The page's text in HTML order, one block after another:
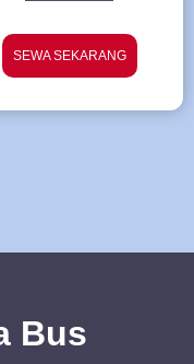
SEWA SEKARANG
Bus